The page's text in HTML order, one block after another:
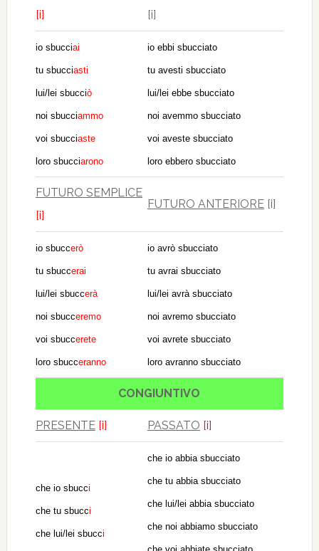
[i]
[i]
io sbucciai
tu sbucciasti
lui/lei sbucciò
noi sbucciammo
voi sbucciaste
loro sbucciarono
io ebbi sbucciato
tu avesti sbucciato
lui/lei ebbe sbucciato
noi avemmo sbucciato
voi aveste sbucciato
loro ebbero sbucciato
FUTURO SEMPLICE
[i]
FUTURO ANTERIORE[i]
io sbuccerò
tu sbuccerai
lui/lei sbuccerà
noi sbucceremo
voi sbuccerete
loro sbucceranno
io avrò sbucciato
tu avrai sbucciato
lui/lei avrà sbucciato
noi avremo sbucciato
voi avrete sbucciato
loro avranno sbucciato
CONGIUNTIVO
PRESENTE [i] PASSATO [i]
che io sbucci
che tu sbucci
che lui/lei sbucci
che io abbia sbucciato
che tu abbia sbucciato
che lui/lei abbia sbucciato
che noi abbiamo sbucciato